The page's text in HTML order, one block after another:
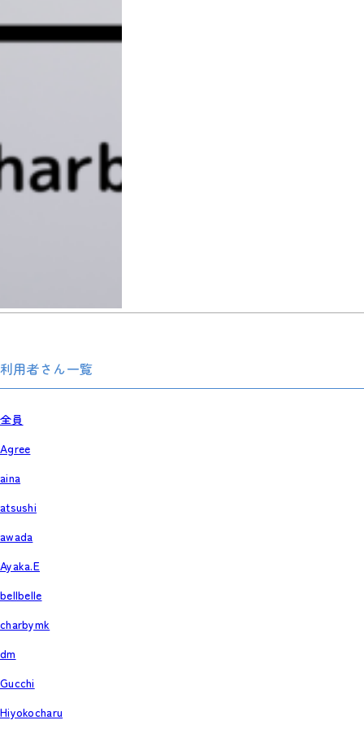
利用者さん一覧
全員
Agree
aina
atsushi
awada
Ayaka.E
bellbelle
charbymk
dm
Gucchi
Hiyokocharu